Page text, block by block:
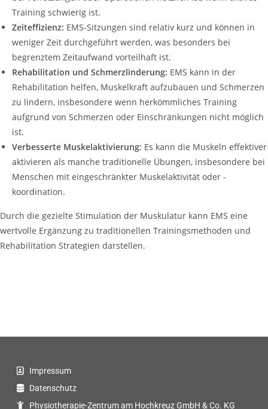
Training schwierig ist.
Zeiteffizienz: EMS-Sitzungen sind relativ kurz und können in
weniger Zeit durchgeführt werden, was besonders bei
begrenztem Zeitaufwand vorteilhaft ist.
Rehabilitation und Schmerzlinderung: EMS kann in der
Rehabilitation helfen, Muskelkraft aufzubauen und Schmerzen
zu lindern, insbesondere wenn herkömmliches Training
aufgrund von Schmerzen oder Einschränkungen nicht möglich
ist.
Verbesserte Muskelaktivierung: Es kann die Muskeln effektiver
aktivieren als manche traditionelle Übungen, insbesondere bei
Menschen mit eingeschränkter Muskelaktivität oder -
koordination.
Durch die gezielte Stimulation der Muskulatur kann EMS eine
wertvolle Ergänzung zu traditionellen Trainingsmethoden und
Rehabilitation Strategien darstellen.
Impressum
Datenschutz
Physiotherapie-Zentrum am Hochkreuz GmbH & Co. KG